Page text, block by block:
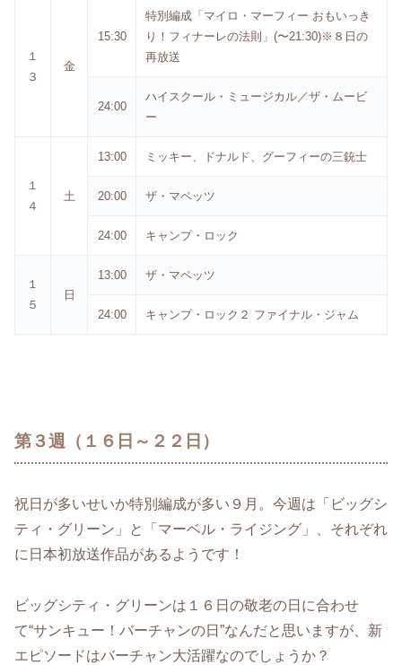
１
３
金
15:30
特別編成「マイロ・マーフィー おもいっき
り！フィナーレの法則」(〜21:30)※８日の
再放送
24:00
ハイスクール・ミュージカル／ザ・ムービ
ー
１
４
土
13:00 ミッキー、ドナルド、グーフィーの三銃士
20:00 ザ・マペッツ
24:00 キャンプ・ロック
１
５
日
13:00 ザ・マペッツ
24:00 キャンプ・ロック２ ファイナル・ジャム
第３週（１６日～２２日）
祝日が多いせいか特別編成が多い９月。今週は「ビッグシ
ティ・グリーン」と「マーベル・ライジング」、それぞれ
に日本初放送作品があるようです！
ビッグシティ・グリーンは１６日の敬老の日に合わせ
て“サンキュー！バーチャンの日”なんだと思いますが、新
エピソードはバーチャン大活躍なのでしょうか？